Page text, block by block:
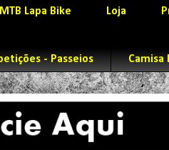
Lapa Bike Loja
- Passeios Camisa